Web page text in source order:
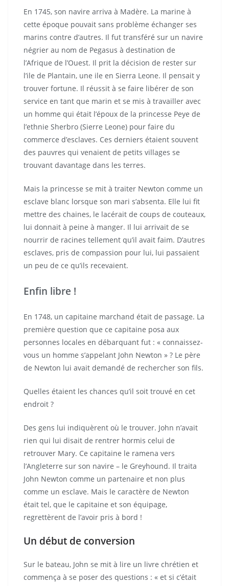
En 1745, son navire arriva à Madère. La marine à
cette époque pouvait sans problème échanger ses
marins contre d’autres. Il fut transféré sur un navire
négrier au nom de Pegasus à destination de
l’Afrique de l’Ouest. Il prit la décision de rester sur
l’ile de Plantain, une ile en Sierra Leone. Il pensait y
trouver fortune. Il réussit à se faire libérer de son
service en tant que marin et se mis à travailler avec
un homme qui était l’époux de la princesse Peye de
l’ethnie Sherbro (Sierre Leone) pour faire du
commerce d’esclaves. Ces derniers étaient souvent
des pauvres qui venaient de petits villages se
trouvant davantage dans les terres.
Mais la princesse se mit à traiter Newton comme un
esclave blanc lorsque son mari s’absenta. Elle lui fit
mettre des chaines, le lacérait de coups de couteaux,
lui donnait à peine à manger. Il lui arrivait de se
nourrir de racines tellement qu’il avait faim. D’autres
esclaves, pris de compassion pour lui, lui passaient
un peu de ce qu’ils recevaient.
Enfin libre !
En 1748, un capitaine marchand était de passage. La
première question que ce capitaine posa aux
personnes locales en débarquant fut : « connaissez-
vous un homme s’appelant John Newton » ? Le père
de Newton lui avait demandé de rechercher son fils.
Quelles étaient les chances qu’il soit trouvé en cet
endroit ?
Des gens lui indiquèrent où le trouver. John n’avait
rien qui lui disait de rentrer hormis celui de
retrouver Mary. Ce capitaine le ramena vers
l’Angleterre sur son navire – le Greyhound. Il traita
John Newton comme un partenaire et non plus
comme un esclave. Mais le caractère de Newton
était tel, que le capitaine et son équipage,
regrettèrent de l’avoir pris à bord !
Un début de conversion
Sur le bateau, John se mit à lire un livre chrétien et
commença à se poser des questions : « et si c’était